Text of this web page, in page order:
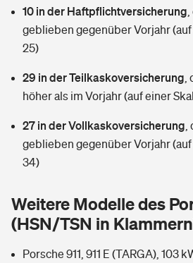
Wer versichert was: Jetzt Versicherer
Sie haben Fragen?
Mietkautionsversicherung
Restkreditversicherung
Tools
Hochwasser-Check: Wie gefährdet ist
Kinderinvalidität
Hundehalter-Haftpflicht
Handyversicherung
Private Cyberversicherung
Tierkrankenversicherung
Zur Übersicht
Tools
Wer versichert was: Jetzt Versicherer
Rentenrechner: Wie viel Geld
10 in der Haftpflichtversicherung
geblieben gegenüber Vorjahr (auf
25)
29 in der Teilkaskoversicherung
höher als im Vorjahr (auf einer
27 in der Vollkaskoversicherung
geblieben gegenüber Vorjahr (auf
34)
Weitere Modelle des
(HSN/TSN in
Porsche 911, 911 E (TARGA), 103